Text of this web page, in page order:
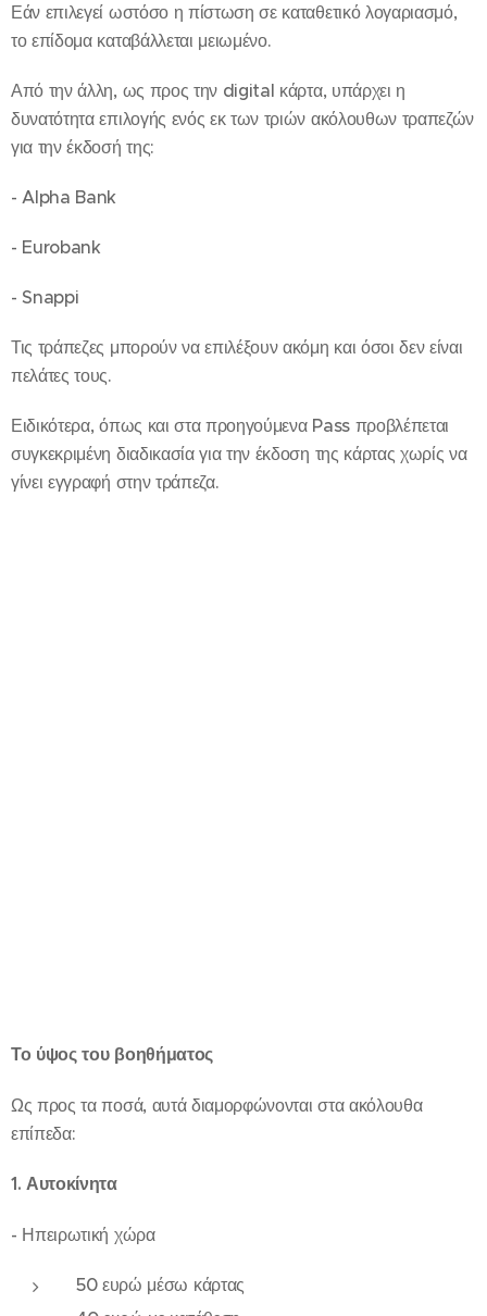
Εάν επιλεγεί ωστόσο η πίστωση σε καταθετικό λογαριασμό,
το επίδομα καταβάλλεται μειωμένο.
Από την άλλη, ως προς την digital κάρτα, υπάρχει η
δυνατότητα επιλογής ενός εκ των τριών ακόλουθων τραπεζών
για την έκδοσή της:
- Alpha Bank
- Eurobank
- Snappi
Τις τράπεζες μπορούν να επιλέξουν ακόμη και όσοι δεν είναι
πελάτες τους.
Ειδικότερα, όπως και στα προηγούμενα Pass προβλέπεται
συγκεκριμένη διαδικασία για την έκδοση της κάρτας χωρίς να
γίνει εγγραφή στην τράπεζα.
Το ύψος του βοηθήματος
Ως προς τα ποσά, αυτά διαμορφώνονται στα ακόλουθα
επίπεδα:
1. Αυτοκίνητα
- Ηπειρωτική χώρα
50 ευρώ μέσω κάρτας